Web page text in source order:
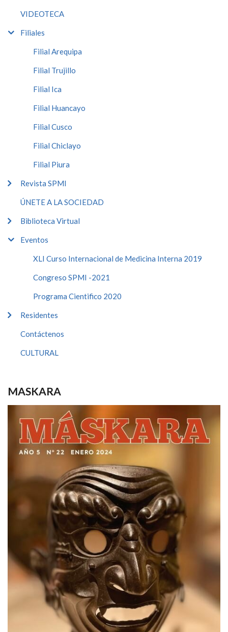
VIDEOTECA
Filiales
Filial Arequipa
Filial Trujillo
Filial Ica
Filial Huancayo
Filial Cusco
Filial Chiclayo
Filial Piura
Revista SPMI
ÚNETE A LA SOCIEDAD
Biblioteca Virtual
Eventos
XLI Curso Internacional de Medicina Interna 2019
Congreso SPMI -2021
Programa Cientifico 2020
Residentes
Contáctenos
CULTURAL
MASKARA